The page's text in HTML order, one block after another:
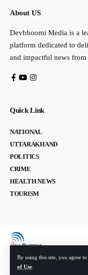
By using this site, you agree to
of Use
About US
Devbhoomi Media is a
platform dedicated to
and impactful news
Quick Link
NATIONAL
UTTARAKHAND
POLITICS
CRIME
HEALTH NEWS
TOURISM
© Devbhoomi Media. All